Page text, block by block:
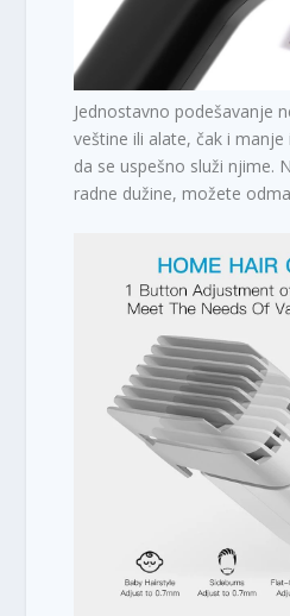
Jednostavno podešavanje
veštine ili alate, čak i
da se uspešno služi njime.
radne dužine, možete